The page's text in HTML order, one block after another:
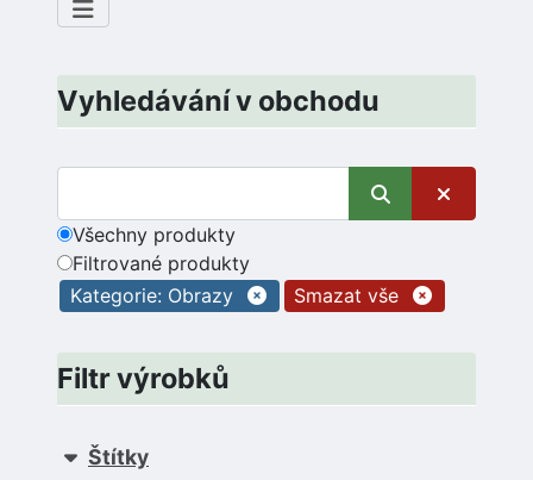
Vyhledávání v obchodu
Všechny produkty
Filtrované produkty
Kategorie: Obrazy
Smazat vše
Filtr výrobků
Štítky